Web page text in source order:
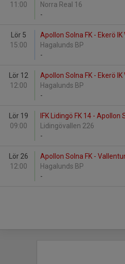
11:00
Norra Real 16
-
Lör 5
15:00
Apollon Solna FK - Ekerö IK
Hagalunds BP
-
Lör 12
12:00
Apollon Solna FK - Ekerö IK
Hagalunds BP
-
Lör 19
09:00
IFK Lidingö FK 14 - Apollon
Lidingövallen 226
-
Lör 26
12:00
Apollon Solna FK -
Hagalunds BP
-